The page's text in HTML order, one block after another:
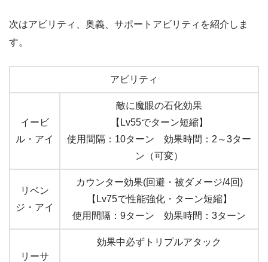
次はアビリティ、奥義、サポートアビリティを紹介しま
す。
アビリティ
イービ
ル・アイ
敵に魔眼の石化効果
【Lv55でターン短縮】
使用間隔：10ターン 効果時間：2～3ター
ン（可変）
リベン
ジ・アイ
カウンター効果(回避・被ダメージ/4回)
【Lv75で性能強化・ターン短縮】
使用間隔：9ターン 効果時間：3ターン
リーサ
効果中必ずトリプルアタック